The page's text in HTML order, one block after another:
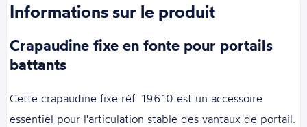
Informations sur le produit
Crapaudine fixe en fonte pour portails
battants
Cette crapaudine fixe réf. 19610 est un accessoire
essentiel pour l'articulation stable des vantaux de portail.